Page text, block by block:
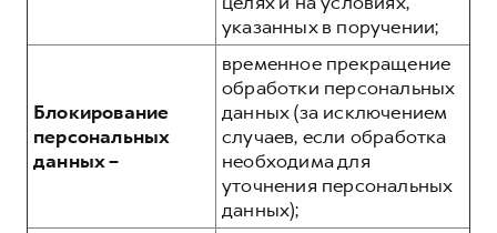
указанных в поручении;
Блокирование
персональных
данных –
временное прекращение
обработки персональных
данных (за исключением
случаев, если обработка
необходима для
уточнения персональных
данных);